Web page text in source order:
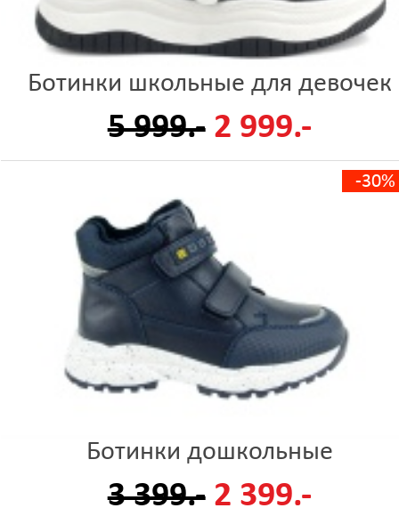
Ботинки школьные для девочек
5 999.- 2 999.-
-30%
Ботинки дошкольные
3 399.- 2 399.-